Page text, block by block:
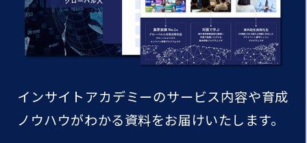
インサイトアカデミーのサービス内容や育成
ノウハウがわかる資料をお届けいたします。